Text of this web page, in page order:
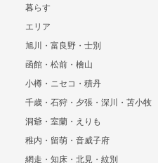
暮らす
エリア
旭川・富良野・士別
函館・松前・檜山
小樽・ニセコ・積丹
千歳・石狩・夕張・深川・苫小牧
洞爺・室蘭・えりも
稚内・留萌・音威子府
網走・知床・北見・紋別